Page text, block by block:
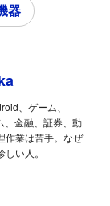
器
、ゲーム、
、金融、証券、動
作業は苦手。なぜ
い人。